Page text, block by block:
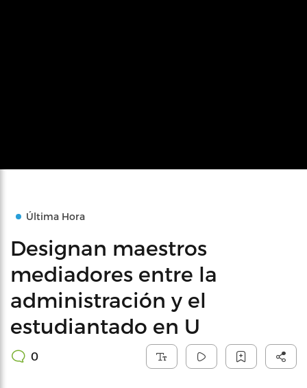
Última Hora
Designan maestros
mediadores entre la
administración y el
estudiantado en U
0